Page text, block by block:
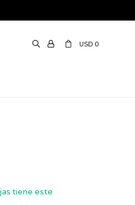
USD 0
tiene este